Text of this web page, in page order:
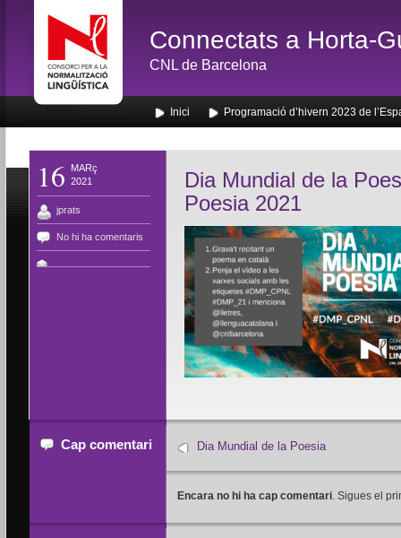
Connectats a Horta-
CNL de Barcelona
Inici Programació d’hivern 2023 de
16
MARç
2021
jprats
No hi ha comentaris
Dia Mundial de la
Poesia 2021
Cap comentari Dia Mundial de la Poesia
Encara no hi ha cap comentari. Sigues el